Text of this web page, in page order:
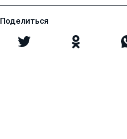
Поделиться